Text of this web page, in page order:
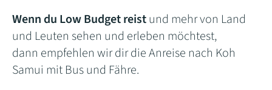
Wenn du Low Budget reistund mehr von Land
und Leuten sehen und erleben möchtest,
dann empfehlen wir dir die Anreise nach Koh
Samui mit Bus und Fähre.